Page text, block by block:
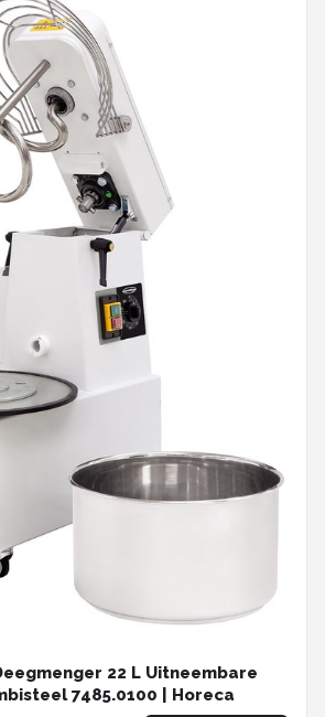
22 L Uitneembare
7485.0100 | Horeca